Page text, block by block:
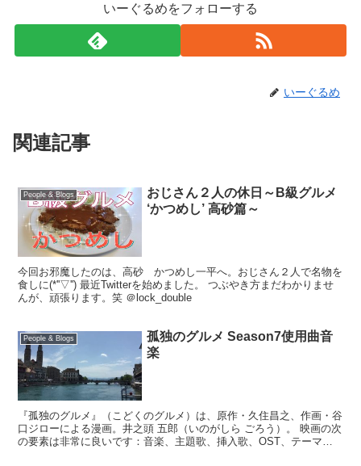
いーぐるめをフォローする
いーぐるめ
関連記事
People & Blogs
おじさん２人の休日～B級グルメ
‘かつめし’ 高砂篇～
今回お邪魔したのは、高砂 かつめし一平へ。おじさん２人で名物を
食しに(*''▽'') 最近Twitterを始めました。 つぶやき方まだわかりませ
んが、頑張ります。笑 ＠lock_double
People & Blogs
孤独のグルメ Season7使用曲音
楽
『孤独のグルメ』（こどくのグルメ）は、原作・久住昌之、作画・谷
口ジローによる漫画。井之頭 五郎（いのがしら ごろう）。 映画の次
の要素は非常に良いです：音楽、主題歌、挿入歌、OST、テーマソ